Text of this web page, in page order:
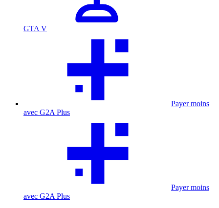
GTA V
Payer moins
avec G2A Plus
Payer moins
avec G2A Plus